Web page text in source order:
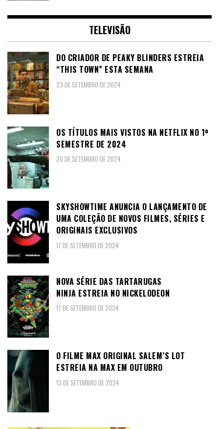
TELEVISÃO
DO CRIADOR DE PEAKY BLINDERS ESTREIA
“THIS TOWN” ESTA SEMANA
23 DE SETEMBRO DE 2024
OS TÍTULOS MAIS VISTOS NA NETFLIX NO 1º
SEMESTRE DE 2024
20 DE SETEMBRO DE 2024
SKYSHOWTIME ANUNCIA O LANÇAMENTO DE
UMA COLEÇÃO DE NOVOS FILMES, SÉRIES E
ORIGINAIS EXCLUSIVOS
17 DE SETEMBRO DE 2024
NOVA SÉRIE DAS TARTARUGAS
NINJA ESTREIA NO NICKELODEON
17 DE SETEMBRO DE 2024
O FILME MAX ORIGINAL SALEM’S LOT
ESTREIA NA MAX EM OUTUBRO
13 DE SETEMBRO DE 2024